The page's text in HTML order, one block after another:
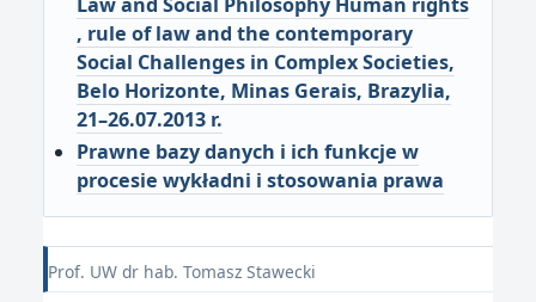
, rule of law and the contemporary
Social Challenges in Complex Societies,
Belo Horizonte, Minas Gerais, Brazylia,
21–26.07.2013 r.
Prawne bazy danych i ich funkcje w
procesie wykładni i stosowania prawa
Prof. UW dr hab. Tomasz Stawecki